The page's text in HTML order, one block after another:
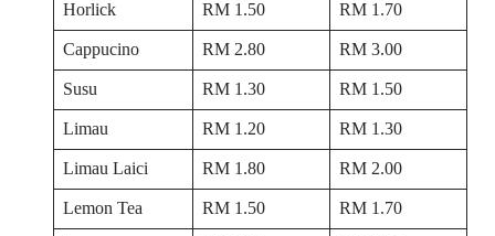
Horlick RM 1.50
RM 1.70
Cappucino
RM 2.80
RM 3.00
Susu
RM 1.30
RM 1.50
Limau
RM 1.20
RM 1.30
Limau Laici
RM 1.80
RM 2.00
Lemon Tea
RM 1.50
RM 1.70